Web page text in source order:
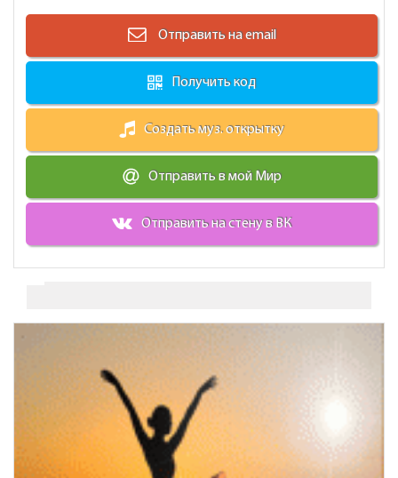
Отправить на email
Получить код
Создать муз. открытку
Отправить в мой Мир
Отправить на стену в ВК